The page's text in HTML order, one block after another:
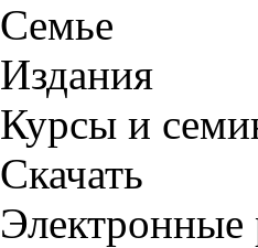
Семье
Издания
Курсы и
Скачать
Электронные